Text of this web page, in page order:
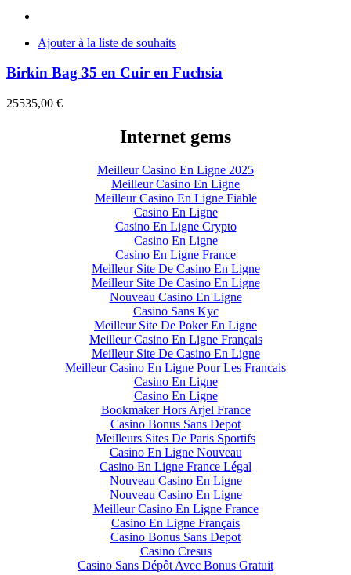
Ajouter à la liste de souhaits
Birkin Bag 35 en Cuir en Fuchsia
25535,00 €
Internet gems
Meilleur Casino En Ligne 2025
Meilleur Casino En Ligne
Meilleur Casino En Ligne Fiable
Casino En Ligne
Casino En Ligne Crypto
Casino En Ligne
Casino En Ligne France
Meilleur Site De Casino En Ligne
Meilleur Site De Casino En Ligne
Nouveau Casino En Ligne
Casino Sans Kyc
Meilleur Site De Poker En Ligne
Meilleur Casino En Ligne Français
Meilleur Site De Casino En Ligne
Meilleur Casino En Ligne Pour Les Francais
Casino En Ligne
Casino En Ligne
Bookmaker Hors Arjel France
Casino Bonus Sans Depot
Meilleurs Sites De Paris Sportifs
Casino En Ligne Nouveau
Casino En Ligne France Légal
Nouveau Casino En Ligne
Nouveau Casino En Ligne
Meilleur Casino En Ligne France
Casino En Ligne Français
Casino Bonus Sans Depot
Casino Cresus
Casino Sans Dépôt Avec Bonus Gratuit